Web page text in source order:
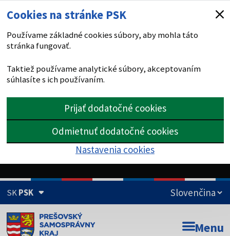
Cookies na stránke PSK
Používame základné cookies súbory, aby mohla táto
stránka fungovať.
Taktiež používame analytické súbory, akceptovaním
súhlasíte s ich používaním.
Prijať dodatočné cookies
Odmietnuť dodatočné cookies
Nastavenia cookies
SKPSK
Doména psk.sk je oficiálna Menu